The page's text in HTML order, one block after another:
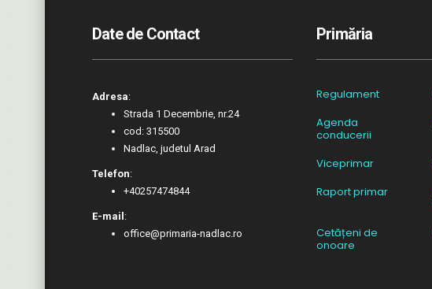
Date de Contact
Adresa:
Strada 1 Decembrie, nr.24
cod: 315500
Nadlac, judetul Arad
Telefon:
+40257474844
E-mail :
office@primaria-nadlac.ro
Primăria
Regulament
Agenda
conducerii
Viceprimar
Raport primar
Cetățeni de
onoare